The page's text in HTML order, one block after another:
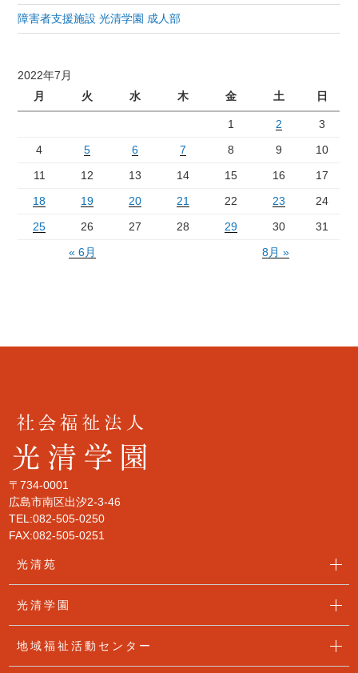
障害者支援施設 光清学園 成人部
2022年7月
月
火 水 木 金 土 日
1 2
3
4
5 6 7 8 9
10
11
12 13 14 15 16
17
18
19 20 21 22 23
24
25
26 27 28 29 30
31
« 6月
8月 »
〒734-0001
広島市南区出汐2-3-46
TEL:082-505-0250
FAX:082-505-0251
光清苑
光清学園
地域福祉活動センター